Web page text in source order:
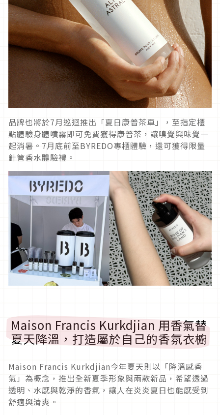
品牌也將於7月巡迴推出「夏日康普茶車」，至指定櫃
點體驗身體噴霧即可免費獲得康普茶，讓嗅覺與味覺一
起消暑。7月底前至BYREDO專櫃體驗，還可獲得限量
針管香水體驗禮。
Maison Francis Kurkdjian 用香氣替
夏天降溫，打造屬於自己的香氛衣櫥
Maison Francis Kurkdjian今年夏天則以「降溫感香
氣」為概念，推出全新夏季形象與兩款新品，希望透過
透明、水感與乾淨的香氣，讓人在炎炎夏日也能感受到
舒適與清爽。